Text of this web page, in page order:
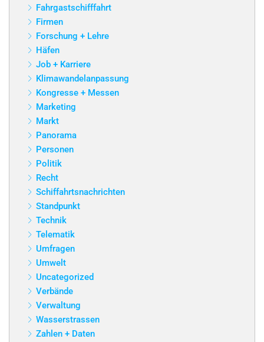
Fahrgastschifffahrt
Firmen
Forschung + Lehre
Häfen
Job + Karriere
Klimawandelanpassung
Kongresse + Messen
Marketing
Markt
Panorama
Personen
Politik
Recht
Schiffahrtsnachrichten
Standpunkt
Technik
Telematik
Umfragen
Umwelt
Uncategorized
Verbände
Verwaltung
Wasserstrassen
Zahlen + Daten